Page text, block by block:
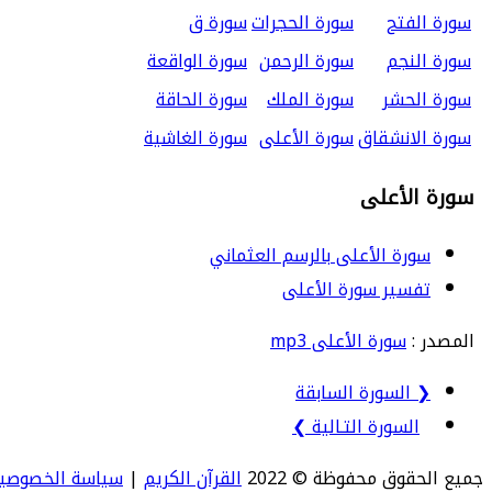
سورة الفتح
سورة الحجراتسورة ق
سورة النجم
سورة الرحمن سورة الواقعة
سورة الحشر
سورة الملك سورة الحاقة
سورة الانشقاقسورة الأعلى سورة الغاشية
سورة الأعلى
سورة الأعلى بالرسم العثماني
تفسير سورة الأعلى
المصدر :سورة الأعلى mp3
❮ السورة السابقة
السورة التـالية ❯
جميع الحقوق محفوظة © 2022
القرآن الكريم | سياسة